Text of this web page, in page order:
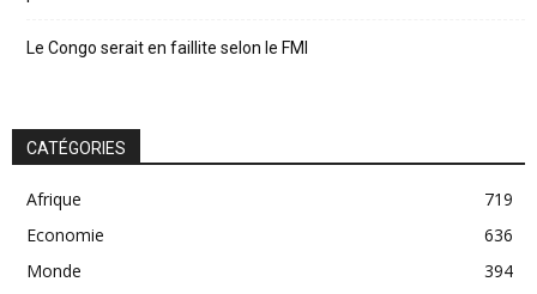
Le Congo serait en faillite selon le FMI
CATÉGORIES
Afrique
719
Economie
636
Monde
394